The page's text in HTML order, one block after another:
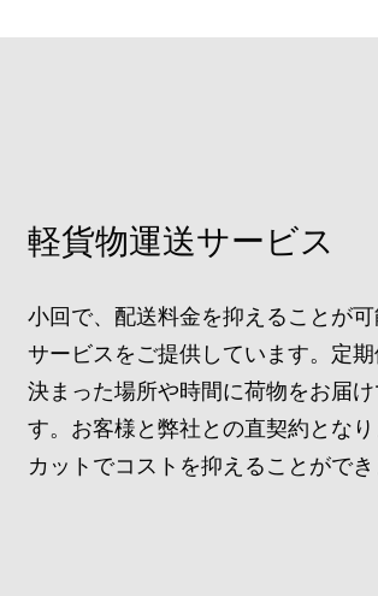
軽貨物運送サービス
小回で、配送料金を抑えることが可
サービスをご提供しています。定期
決まった場所や時間に荷物をお届
す。お客様と弊社との直契約とな
カットでコストを抑えることができ